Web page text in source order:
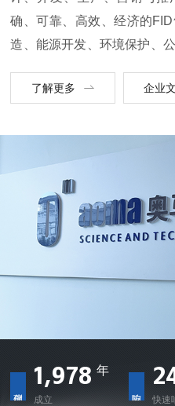
确、可靠、高效、经济的
造、能源开发、环境保护、
型FID核心技术和智能化算
组、便携式分析仪器、移动
类型，可精准检测气体成分
生产安全。同时助力各行业优
了解更多 企业
1,998 年
成立 快速